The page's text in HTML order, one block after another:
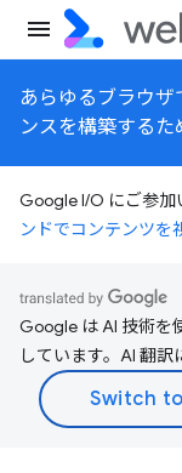
あらゆるブラウ
ンスを構築するた
Google I/O にご参加
ンドでコンテンツを
Google は AI 技術を
しています。AI 翻訳